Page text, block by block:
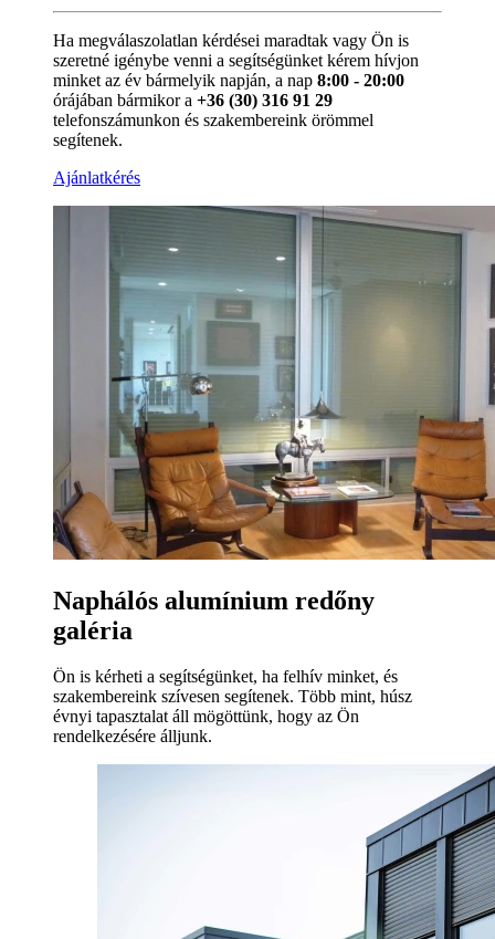
Ha megválaszolatlan kérdései maradtak vagy Ön is
szeretné igénybe venni a segítségünket kérem hívjon
minket az év bármelyik napján, a nap 8:00 - 20:00
órájában bármikor a +36 (30) 316 91 29
telefonszámunkon és szakembereink örömmel
segítenek.
Ajánlatkérés
Naphálós alumínium redőny
galéria
Ön is kérheti a segítségünket, ha felhív minket, és
szakembereink szívesen segítenek. Több mint, húsz
évnyi tapasztalat áll mögöttünk, hogy az Ön
rendelkezésére álljunk.